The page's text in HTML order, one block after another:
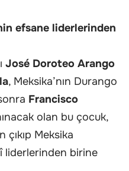
efsane liderlerinden
José Doroteo Arango
, Meksika’nın Durango
Francisco
olan bu çocuk,
Meksika
liderlerinden birine